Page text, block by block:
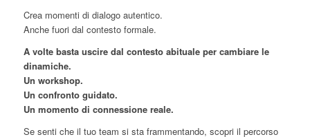
Crea momenti di dialogo autentico.
Anche fuori dal contesto formale.
A volte basta uscire dal contesto abituale per cambiare le
dinamiche.
Un workshop.
Un confronto guidato.
Un momento di connessione reale.
Se senti che il tuo team si sta frammentando, scopri il percorso